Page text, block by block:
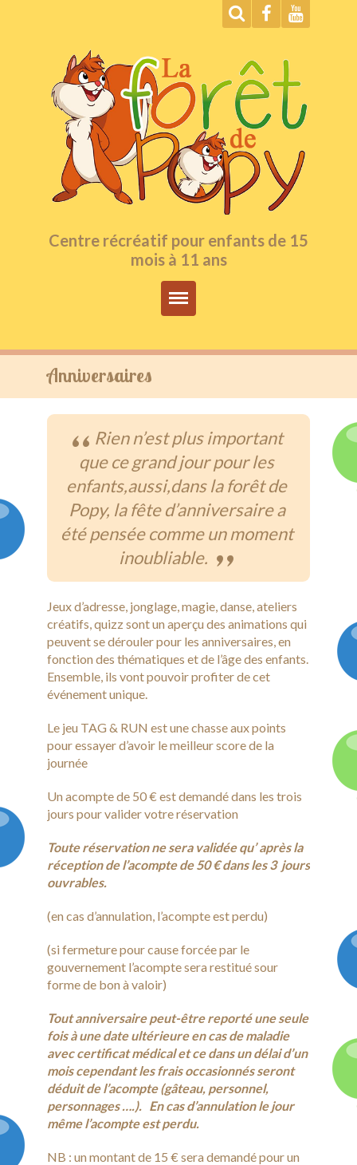
Centre récréatif pour enfants de 15
mois à 11 ans
Accueil
La chambre des secrets
La Carte
Activités
Galeries
Infos Pratiques
Evènements
Nous contacter
Anniversaires
Rien n’est plus important
que ce grand jour pour les
enfants,aussi,dans la forêt de
Popy, la fête d’anniversaire a
été pensée comme un moment
inoubliable.
Jeux d’adresse, jonglage, magie, danse, ateliers
créatifs, quizz sont un aperçu des animations qui
peuvent se dérouler pour les anniversaires, en
fonction des thématiques et de l’âge des enfants.
Ensemble, ils vont pouvoir profiter de cet
événement unique.
Le jeu TAG & RUN est une chasse aux points
pour essayer d’avoir le meilleur score de la
journée
Un acompte de 50 € est demandé dans les trois
jours pour valider votre réservation
Toute réservation ne sera validée qu’ après la
réception de l’acompte de 50 € dans les 3 jours
ouvrables.
(en cas d’annulation, l’acompte est perdu)
(si fermeture pour cause forcée par le
gouvernement l’acompte sera restitué sour
forme de bon à valoir)
Tout anniversaire peut-être reporté une seule
fois à une date ultérieure en cas de maladie
avec certificat médical et ce dans un délai d’un
mois cependant les frais occasionnés seront
déduit de l’acompte (gâteau, personnel,
personnages ….). En cas d’annulation le jour
même l’acompte est perdu.
NB : un montant de 15 € sera demandé pour un